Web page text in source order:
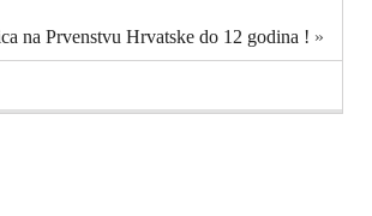
na Prvenstvu Hrvatske do 12 godina ! »